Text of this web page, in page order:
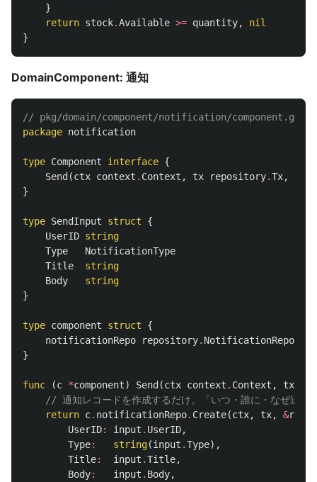
}
return stock.Available >= quantity,
nil
}
DomainComponent: 通知
// pkg/domain/component/notification/component.go
package notification
type Component interface {
Send (ctx context . Context , tx repository.Tx,
}
type SendInput struct
{
UserID string
Type
NotificationType
Title
string
Body
string
}
type component struct
{
notificationRepo
repository.
}
func (c *component) Send (ctx context . Context , tx
// 通知レコードを作成するだけ。「いつ・誰に・なぜ送る
return c. notificationRepo. Create(ctx, tx, &
UserID: input . UserID,
Type: string(input .Type),
Title: input .Title,
Body: input . Body,